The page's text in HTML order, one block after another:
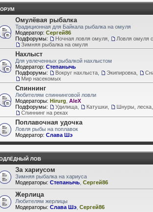
Омулёвая рыбалка
Традиционная для Байкала рыбалка на омуля
Модератор: Сергей86
Подфорумы:
Ночная ловля омуля
Ловля омуля
Зимняя рыбалка на омуля
Нахлыст
Для увлеченных рыбалкой нахлыстом
Модератор: Степанычь
Подфорумы:
Вокруг нахлыста Экипировка
Мир насекомых
Спиннинг
Любителям спиннинговой ловли
Модераторы: Hirurg AleX
Подфорумы:
Удилища Катушки
Шнуры,
Спиннинг на реках
Поплавочная удочка
Ловля рыбы на поплавок
Модератор: Слава Шэ
ЛОВ
За хариусом
Зимняя рыбалка на хариуса
Модераторы: Степанычь Сергей86
Жерлица
Любителям жерлицы
Модераторы: Слава Шэ Сергей86